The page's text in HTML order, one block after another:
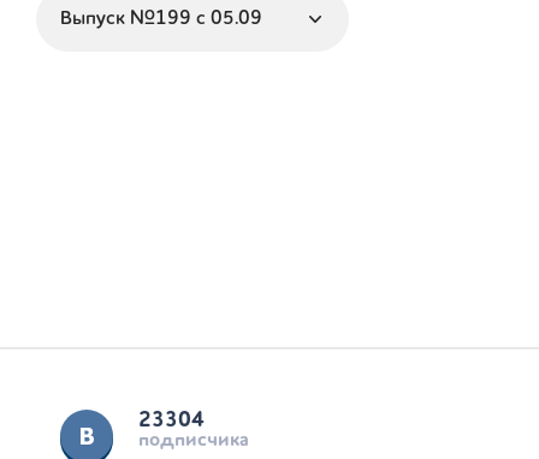
23304
подписчика